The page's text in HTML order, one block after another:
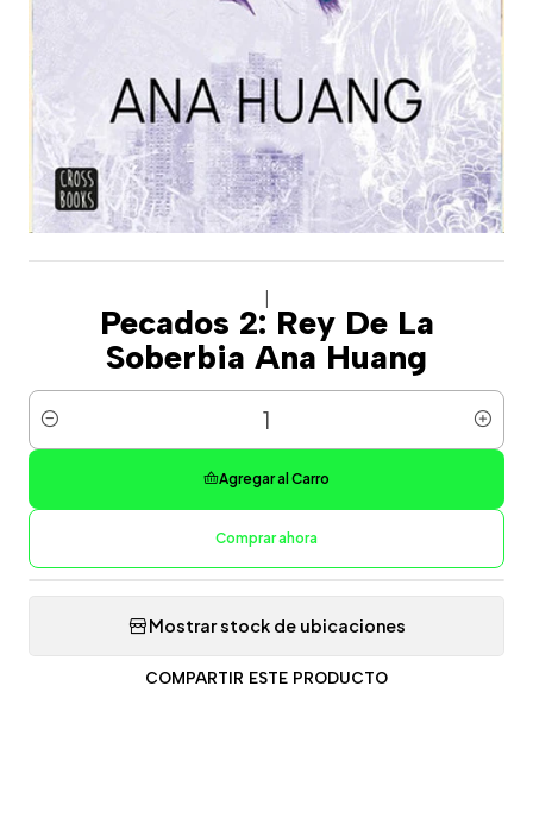
Pecados 2: Rey De La
Soberbia Ana Huang
Cantidad
Agregar al Carro
Comprar ahora
Mostrar stock de ubicaciones
COMPARTIR ESTE PRODUCTO